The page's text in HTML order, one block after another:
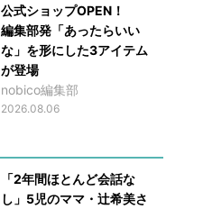
公式ショップOPEN！
編集部発「あったらいい
な」を形にした3アイテム
が登場
nobico編集部
2026.08.06
「2年間ほとんど会話な
し」5児のママ・辻希美さ